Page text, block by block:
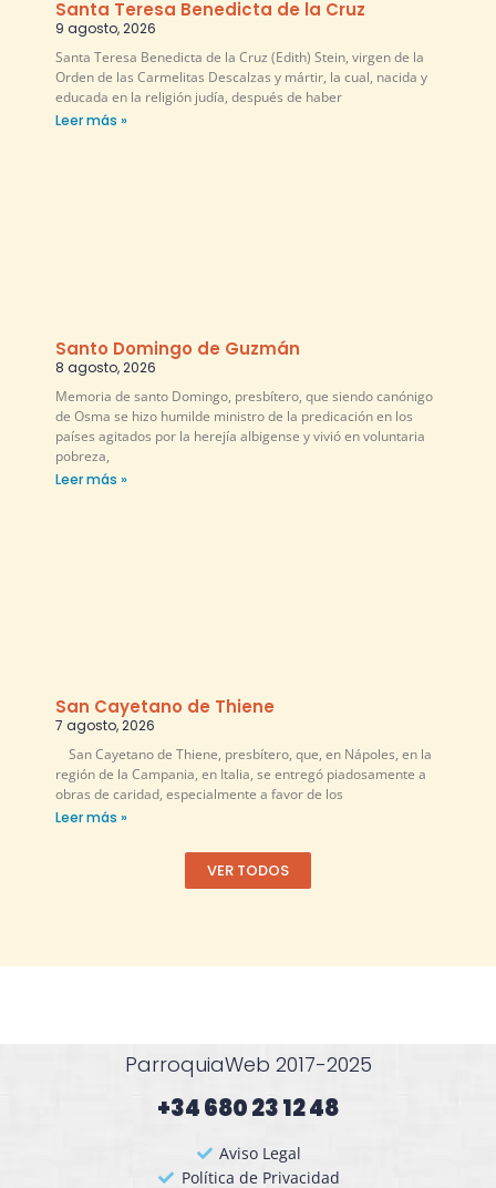
Santa Teresa Benedicta de la Cruz
9 agosto, 2026
Santa Teresa Benedicta de la Cruz (Edith) Stein, virgen de la
Orden de las Carmelitas Descalzas y mártir, la cual, nacida y
educada en la religión judía, después de haber
Leer más »
Santo Domingo de Guzmán
8 agosto, 2026
Memoria de santo Domingo, presbítero, que siendo canónigo
de Osma se hizo humilde ministro de la predicación en los
países agitados por la herejía albigense y vivió en voluntaria
pobreza,
Leer más »
San Cayetano de Thiene
7 agosto, 2026
San Cayetano de Thiene, presbítero, que, en Nápoles, en la
región de la Campania, en Italia, se entregó piadosamente a
obras de caridad, especialmente a favor de los
Leer más »
VER TODOS
ParroquiaWeb 2017-2025
+34 680 23 12 48​
Aviso Legal
Política de Privacidad